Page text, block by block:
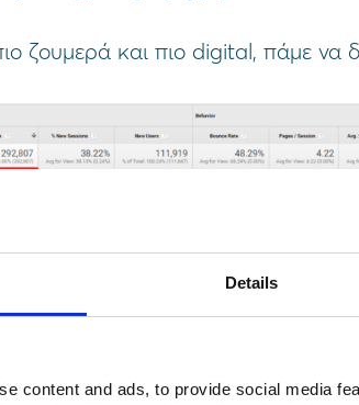
Details
content and ads, to provide social media
ζουμερά και πιο digital, πάμε
δεν βλέπετε το screenshot, σας